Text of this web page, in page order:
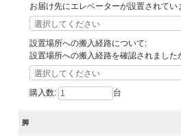
で強度に優れています。無垢の角材を
とな
お届け先にエレベーターが設置されてい
設置場所への搬入経路について:
設置場所への搬入経路を確認されました
購入数: 台
脚